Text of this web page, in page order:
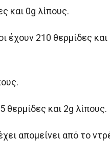
και 0g λίπους.
έχουν 210 θερμίδες
θερμίδες και 2g λίπους.
απομείνει από το